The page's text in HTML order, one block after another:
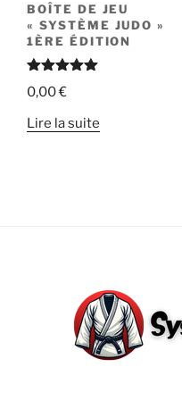
BOÎTE DE JEU
« SYSTÈME JUDO »
1ÈRE ÉDITION
Note 5.00
sur 5
0,00€
Lire la suite